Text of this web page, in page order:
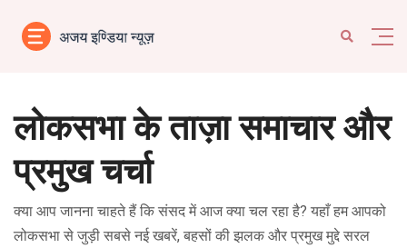
लोकसभा के ताज़ा समाचार और
प्रमुख चर्चा
क्या आप जानना चाहते हैं कि संसद में आज क्या चल रहा है? यहाँ हम आपको
लोकसभा से जुड़ी सबसे नई खबरें, बहसों की झलक और प्रमुख मुद्दे सरल